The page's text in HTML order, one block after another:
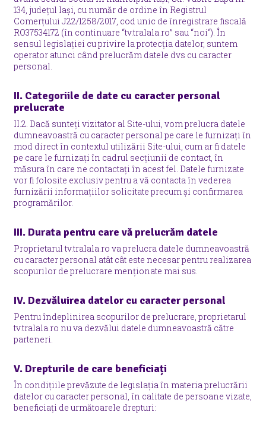
134, județul Iași, cu număr de ordine în Registrul
Comerțului J22/1258/2017, cod unic de înregistrare fiscală
RO37534172 (în continuare “tv.tralala.ro” sau “noi“). În
sensul legislației cu privire la protecția datelor, suntem
operator atunci când prelucrăm datele dvs cu caracter
personal.
II. Categoriile de date cu caracter personal
prelucrate
II.2. Dacă sunteți vizitator al Site-ului, vom prelucra datele
dumneavoastră cu caracter personal pe care le furnizați în
mod direct în contextul utilizării Site-ului, cum ar fi datele
pe care le furnizați în cadrul secțiunii de contact, în
măsura în care ne contactați în acest fel. Datele furnizate
vor fi folosite exclusiv pentru a vă contacta în vederea
furnizării informațiilor solicitate precum și confirmarea
programărilor.
III. Durata pentru care vă prelucrăm datele
Proprietarul tv.tralala.ro va prelucra datele dumneavoastră
cu caracter personal atât cât este necesar pentru realizarea
scopurilor de prelucrare menționate mai sus.
IV. Dezvăluirea datelor cu caracter personal
Pentru îndeplinirea scopurilor de prelucrare, proprietarul
tv.tralala.ro nu va dezvălui datele dumneavoastră către
parteneri.
V. Drepturile de care beneficiați
În condițiile prevăzute de legislația în materia prelucrării
datelor cu caracter personal, în calitate de persoane vizate,
beneficiați de următoarele drepturi: